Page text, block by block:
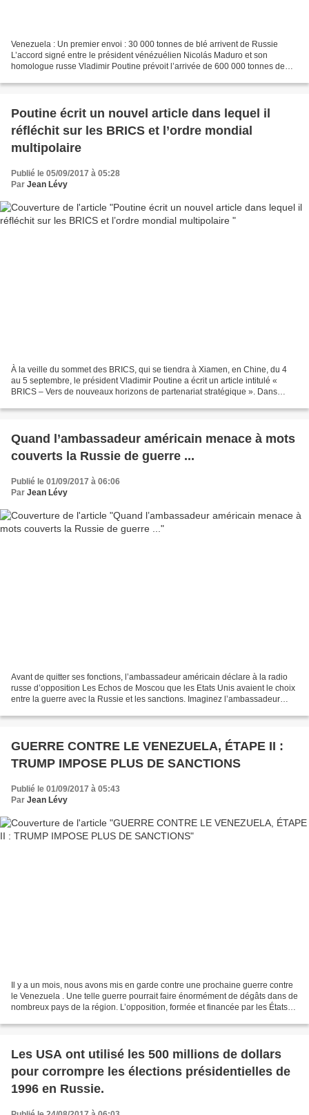
Venezuela : Un premier envoi : 30 000 tonnes de blé arrivent de Russie
L’accord signé entre le président vénézuélien Nicolás Maduro et son
homologue russe Vladimir Poutine prévoit l’arrivée de 600 000 tonnes de
Poutine écrit un nouvel article dans lequel il
réfléchit sur les BRICS et l’ordre mondial
multipolaire
Publié le 05/09/2017 à 05:28
Par Jean Lévy
À la veille du sommet des BRICS, qui se tiendra à Xiamen, en Chine, du 4
au 5 septembre, le président Vladimir Poutine a écrit un article intitulé «
BRICS – Vers de nouveaux horizons de partenariat stratégique ». Dans
Quand l’ambassadeur américain menace à mots
couverts la Russie de guerre ...
Publié le 01/09/2017 à 06:06
Par Jean Lévy
Avant de quitter ses fonctions, l’ambassadeur américain déclare à la radio
russe d’opposition Les Echos de Moscou que les Etats Unis avaient le choix
entre la guerre avec la Russie et les sanctions. Imaginez l’ambassadeur
GUERRE CONTRE LE VENEZUELA, ÉTAPE II :
TRUMP IMPOSE PLUS DE SANCTIONS
Publié le 01/09/2017 à 05:43
Par Jean Lévy
Il y a un mois, nous avons mis en garde contre une prochaine guerre contre
le Venezuela . Une telle guerre pourrait faire énormément de dégâts dans de
nombreux pays de la région. L’opposition, formée et financée par les États-
Les USA ont utilisé les 500 millions de dollars
pour corrompre les élections présidentielles de
1996 en Russie.